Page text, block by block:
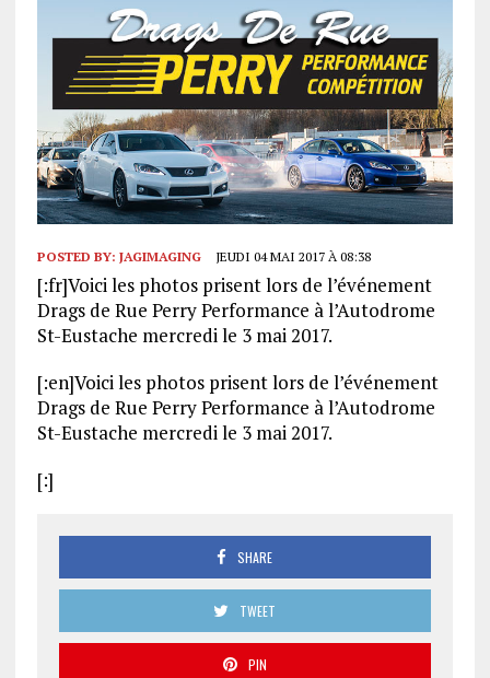
POSTED BY: JAGIMAGING JEUDI 04 MAI 2017 À 08:38
[:fr]Voici les photos prisent lors de l’événement
Drags de Rue Perry Performance à l’Autodrome
St-Eustache mercredi le 3 mai 2017.
[:en]Voici les photos prisent lors de l’événement
Drags de Rue Perry Performance à l’Autodrome
St-Eustache mercredi le 3 mai 2017.
[:]
SHARE
TWEET
PIN